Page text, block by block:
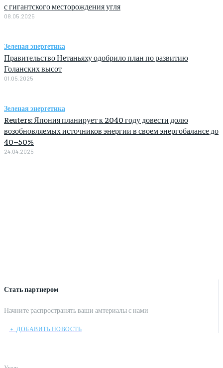
Стать партнером
Начните распространять ваши амтериалы с нами
﹢ ДОБАВИТЬ НОВОСТЬ
с гигантского месторождения угля
08.05.2025
Зеленая энергетика
Правительство Нетаньяху одобрило план по развитию
Голанских высот
01.05.2025
Зеленая энергетика
Reuters: Япония планирует к 2040 году довести долю
возобновляемых источников энергии в своем энергобалансе до
40–50%
24.04.2025